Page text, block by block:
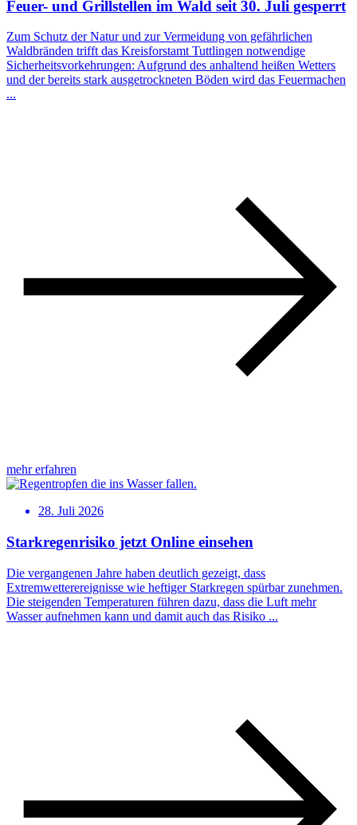
Feuer- und Grillstellen im Wald seit 30. Juli gesperrt
Zum Schutz der Natur und zur Vermeidung von gefährlichen
Waldbränden trifft das Kreisforstamt Tuttlingen notwendige
Sicherheitsvorkehrungen: Aufgrund des anhaltend heißen Wetters
und der bereits stark ausgetrockneten Böden wird das Feuermachen
...
mehr erfahren
28. Juli 2026
Starkregenrisiko jetzt Online einsehen
Die vergangenen Jahre haben deutlich gezeigt, dass
Extremwetterereignisse wie heftiger Starkregen spürbar zunehmen.
Die steigenden Temperaturen führen dazu, dass die Luft mehr
Wasser aufnehmen kann und damit auch das Risiko ...